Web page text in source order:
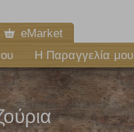
eMarket
Η Παραγγελία μου